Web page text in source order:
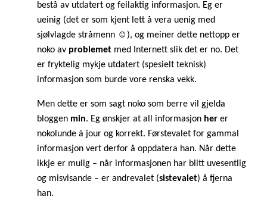
bestå av utdatert og feilaktig informasjon. Eg er
ueinig (det er som kjent lett å vera uenig med
sjølvlagde stråmenn ☺), og meiner dette nettopp er
noko av problemet med Internett slik det er no. Det
er fryktelig mykje utdatert (spesielt teknisk)
informasjon som burde vore renska vekk.
Men dette er som sagt noko som berre vil gjelda
bloggen min. Eg ønskjer at all informasjon her er
nokolunde à jour og korrekt. Førstevalet for gammal
informasjon vert derfor å oppdatera han. Når dette
ikkje er mulig – når informasjonen har blitt uvesentlig
og misvisande – er andrevalet (sistevalet) å fjerna
han.